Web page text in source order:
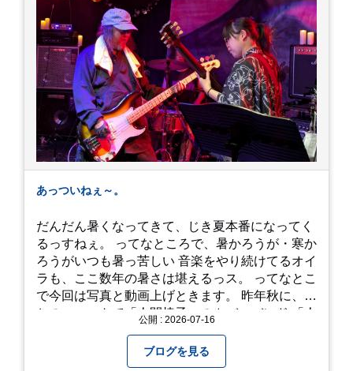
あっついねぇ～。
だんだん暑くなってきて、じき夏本番になってく
るっすねぇ。 ってなところで、暑かろうが・寒か
ろうがいつも暑っ苦しい 音楽をやり続けてるオイ
ラも、ここ数年の暑さは堪えるっス。 ってなとこ
で今回は写真と動画上げときます。 昨年秋に、娘
とのユニットで「人間椅子」のカバーバンド 「人
画にしており、娘のファンからもアップしてくれ
公開 : 2026-07-16
ブログを見る